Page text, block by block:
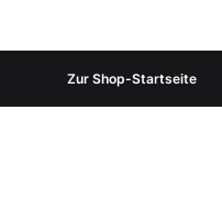
Zur Shop-Startseite